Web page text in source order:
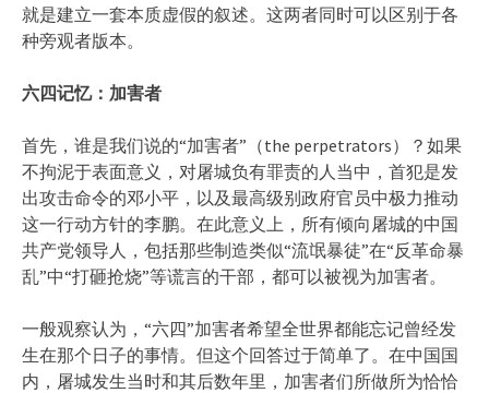
就是建立一套本质虚假的叙述。这两者同时可以区别于各
种旁观者版本。
六四记忆：加害者
首先，谁是我们说的“加害者”（the perpetrators）？如果
不拘泥于表面意义，对屠城负有罪责的人当中，首犯是发
出攻击命令的邓小平，以及最高级别政府官员中极力推动
这一行动方针的李鹏。在此意义上，所有倾向屠城的中国
共产党领导人，包括那些制造类似“流氓暴徒”在“反革命暴
乱”中“打砸抢烧”等谎言的干部，都可以被视为加害者。
一般观察认为，“六四”加害者希望全世界都能忘记曾经发
生在那个日子的事情。但这个回答过于简单了。在中国国
内，屠城发生当时和其后数年里，加害者们所做所为恰恰